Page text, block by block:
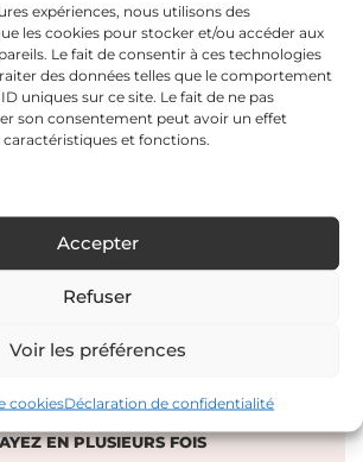
expériences, nous utilisons des
les cookies pour stocker et/ou accéder aux
Le fait de consentir à ces technologies
des données telles que le comportement
uniques sur ce site. Le fait de ne pas
son consentement peut avoir un effet
et fonctions.
Accepter
Refuser
Voir les préférences
cookiesDéclaration de confidentialité
la possibilité de vous proposer des
lieues à un devis) sur ce modèle
vous.
Quelle est ma taille ?
De 1250 à 1499 €
À MA SÉLECTION
EN PLUSIEURS FOIS